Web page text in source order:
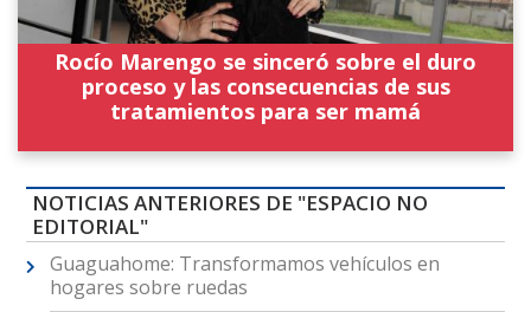
Rocío Marengo se sinceró sobre el duro
proceso y las consecuencias de sus
tratamientos para ser mamá
NOTICIAS ANTERIORES DE "ESPACIO NO
EDITORIAL"
Guaguahome: Transformamos vehículos en
hogares sobre ruedas